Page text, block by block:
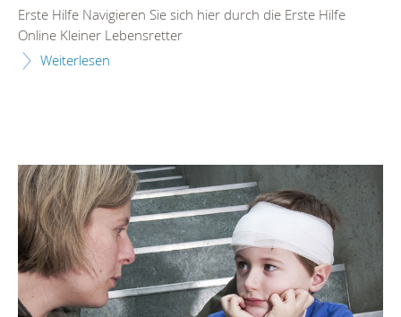
Erste Hilfe Navigieren Sie sich hier durch die Erste Hilfe
Online Kleiner Lebensretter
Weiterlesen